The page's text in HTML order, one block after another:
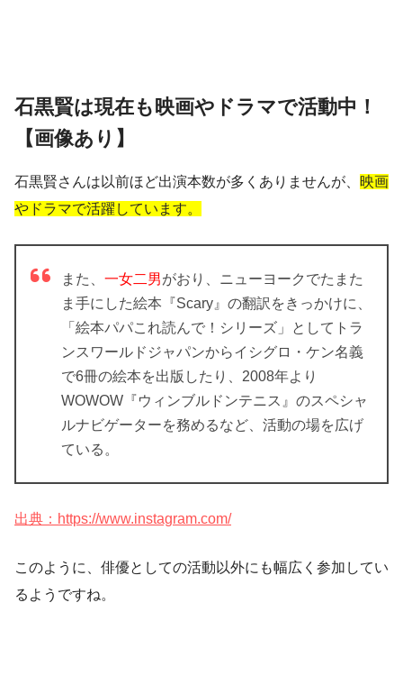
石黒賢は現在も映画やドラマで活動中！
【画像あり】
石黒賢さんは以前ほど出演本数が多くありませんが、 映画
やドラマで活躍しています。
また、 一女二男がおり、ニューヨークでたまた
ま手にした絵本『Scary』の翻訳をきっかけに、
「絵本パパこれ読んで！シリーズ」としてトラ
ンスワールドジャパンからイシグロ・ケン名義
で6冊の絵本を出版したり、2008年より
WOWOW『ウィンブルドンテニス』のスペシャ
ルナビゲーターを務めるなど、活動の場を広げ
ている。
出典：https://www.instagram.com/
このように、俳優としての活動以外にも幅広く参加してい
るようですね。